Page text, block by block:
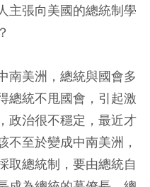
主張向美國的總統制學
南美洲，總統與國會多
總統不甩國會，引起激
政治很不穩定，最近才
不至於變成中南美洲，
取總統制，要由總統自